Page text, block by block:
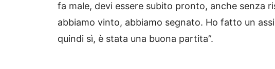
fa male, devi essere subito pronto, anche senza
abbiamo vinto, abbiamo segnato. Ho fatto un
quindi sì, è stata una buona partita”.